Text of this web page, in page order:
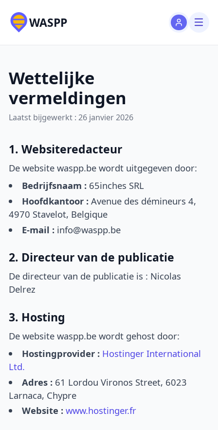
WASPP
Wettelijke
vermeldingen
Laatst bijgewerkt : 26 janvier 2026
1. Websiteredacteur
De website waspp.be wordt uitgegeven door:
Bedrijfsnaam :65inches SRL
Hoofdkantoor :Avenue des démineurs 4,
4970 Stavelot, Belgique
E-mail :info@waspp.be
2. Directeur van de publicatie
De directeur van de publicatie is : Nicolas
Delrez
3. Hosting
De website waspp.be wordt gehost door:
Hostingprovider : Hostinger International
Ltd.
Adres :61 Lordou Vironos Street, 6023
Larnaca, Chypre
Website : www.hostinger.fr